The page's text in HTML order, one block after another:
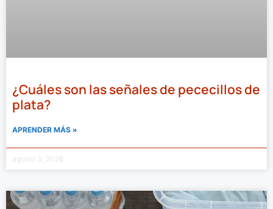
¿Cuáles son las señales de pececillos de
plata?
APRENDER MÁS »
agosto 3, 2026